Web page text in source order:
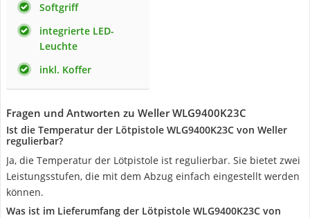
Softgriff
integrierte LED-
Leuchte
inkl. Koffer
Fragen und Antworten zu Weller WLG9400K23C
Ist die Temperatur der Lötpistole WLG9400K23C von Weller
regulierbar?
Ja, die Temperatur der Lötpistole ist regulierbar. Sie bietet zwei
Leistungsstufen, die mit dem Abzug einfach eingestellt werden
können.
Was ist im Lieferumfang der Lötpistole WLG9400K23C von